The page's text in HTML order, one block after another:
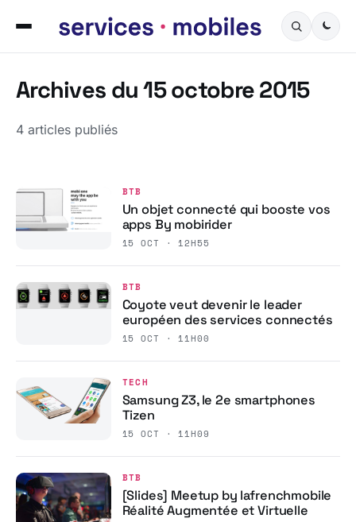
Archives du 15 octobre 2015
4 articles publiés
BTB
Un objet connecté qui booste vos
apps By mobirider
15 OCT · 12H55
BTB
Coyote veut devenir le leader
européen des services connectés
15 OCT · 11H00
TECH
Samsung Z3, le 2e smartphones
Tizen
15 OCT · 11H09
BTB
[Slides] Meetup by lafrenchmobile
Réalité Augmentée et Virtuelle